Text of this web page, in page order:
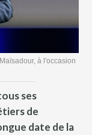
à l'occasion
ses
de
date de la